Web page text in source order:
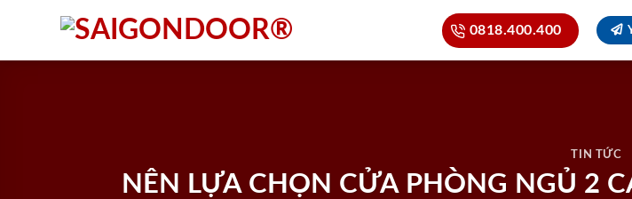
0818.400.400
TIN TỨC
NÊN LỰA CHỌN CỬA PHÒNG NGỦ 2